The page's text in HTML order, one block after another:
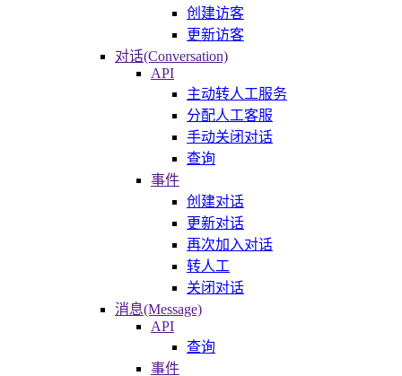
创建访客
更新访客
对话(Conversation)
API
主动转人工服务
分配人工客服
手动关闭对话
查询
事件
创建对话
更新对话
再次加入对话
转人工
关闭对话
消息(Message)
API
查询
事件